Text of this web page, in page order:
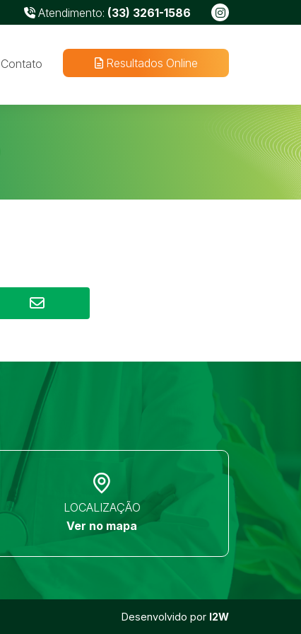
Atendimento: (33) 3261-1586
Contato Resultados Online
LOCALIZAÇÃO
Ver no mapa
Desenvolvido por I2W